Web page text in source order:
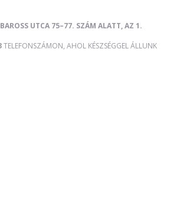
UTCA 75–77. SZÁM ALATT, AZ 1.
TELEFONSZÁMON, AHOL KÉSZSÉGGEL ÁLLUNK